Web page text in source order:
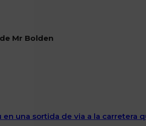
Mr Bolden
una sortida de via a la carretera